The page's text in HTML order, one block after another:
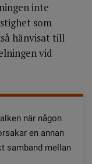
inte
som
hänvisat till
vid
när någon
en annan
samband mellan